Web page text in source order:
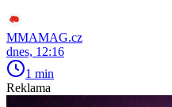
MMAMAG.cz
dnes, 12:16
1 min
Reklama